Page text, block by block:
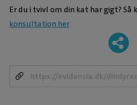
Er du i tvivl om din kat har gigt? Så
konsultation her
-